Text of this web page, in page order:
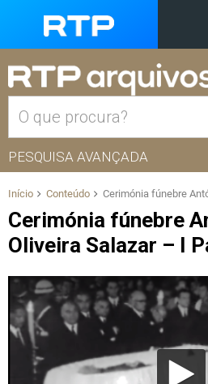
PESQUISA AVANÇADA
Início Conteúdo Cerimónia fúnebre
Cerimónia fúnebre
Oliveira Salazar – I